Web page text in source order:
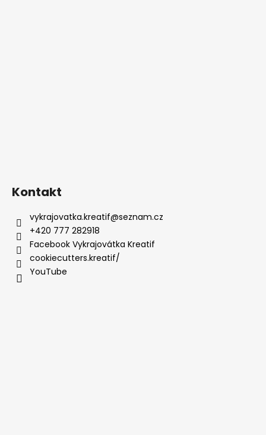
Kontakt
vykrajovatka.kreatif@seznam.cz
+420 777 282918
Facebook Vykrajovátka Kreatif
cookiecutters.kreatif/
YouTube